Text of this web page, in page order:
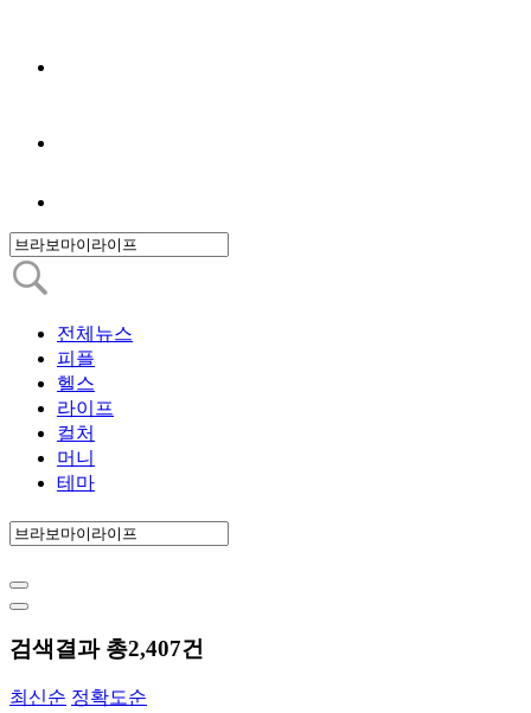
전체뉴스
피플
헬스
라이프
컬처
머니
테마
검색결과 총2,407건
최신순 정확도순